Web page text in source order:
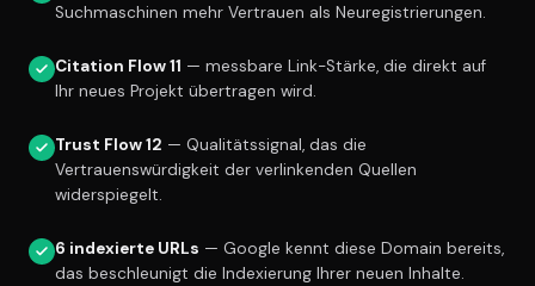
Suchmaschinen mehr Vertrauen als Neuregistrierungen.
Citation Flow 11 — messbare Link-Stärke, die direkt auf
Ihr neues Projekt übertragen wird.
Trust Flow 12 — Qualitätssignal, das die
Vertrauenswürdigkeit der verlinkenden Quellen
widerspiegelt.
6 indexierte URLs — Google kennt diese Domain bereits,
das beschleunigt die Indexierung Ihrer neuen Inhalte.